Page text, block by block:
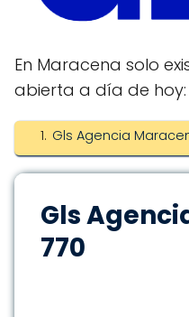
En Maracena solo
abierta a día de hoy:
Gls Agencia
Gls
770